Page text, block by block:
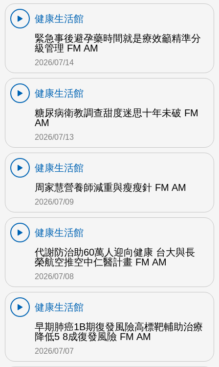
健康生活館
緊急事後避孕藥時間就是療效籲精準分
級管理 FM AM
2026/07/14
健康生活館
糖尿病衛教調查甜度迷思十年未破 FM
AM
2026/07/13
健康生活館
周家慧營養師減重與瘦瘦針 FM AM
2026/07/09
健康生活館
代謝防治助60萬人迎向健康 台大與長
榮航空推空中仁醫計畫 FM AM
2026/07/08
健康生活館
早期肺癌1B期復發風險高標靶輔助治療
降低5 8成復發風險 FM AM
2026/07/07